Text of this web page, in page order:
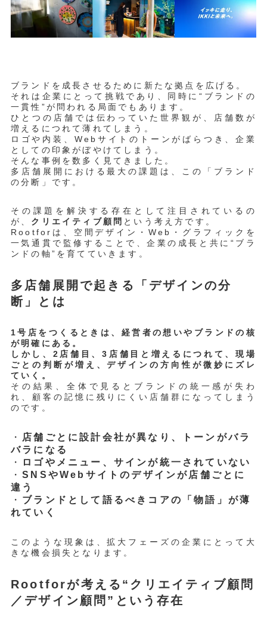
ブランドを成長させるために新たな拠点を広げる。
それは企業にとって挑戦であり、同時に“ブランドの
一貫性”が問われる局面でもあります。
ひとつの店舗では伝わっていた世界観が、店舗数が
増えるにつれて薄れてしまう。
ロゴや内装、Webサイトのトーンがばらつき、企業
としての印象がぼやけてしまう。
そんな事例を数多く見てきました。
多店舗展開における最大の課題は、この「ブランド
の分断」です。
その課題を解決する存在として注目されているの
が、 クリエイティブ顧問 という考え方です。
Rootforは、空間デザイン・Web・グラフィックを
一気通貫で監修することで、企業の成長と共に“ブラ
ンドの軸”を育てていきます。
多店舗展開で起きる「デザインの分
断」とは
1号店をつくるときは、経営者の想いやブランドの核
が明確にある。
しかし、2店舗目、3店舗目と増えるにつれて、現場
ごとの判断が増え、デザインの方向性が微妙にズレ
ていく。
その結果、全体で見るとブランドの統一感が失わ
れ、顧客の記憶に残りにくい店舗群になってしまう
のです。
・ 店舗ごとに設計会社が異なり、トーンがバラ
バラになる
・
ロゴやメニュー、サインが統一されていない
・SNSやWebサイトのデザインが店舗ごとに
違う
・ ブランドとして語るべきコアの「物語」が薄
れていく
このような現象は、拡大フェーズの企業にとって大
きな機会損失となります。
Rootforが考える“クリエイティブ顧問
／デザイン顧問”という存在